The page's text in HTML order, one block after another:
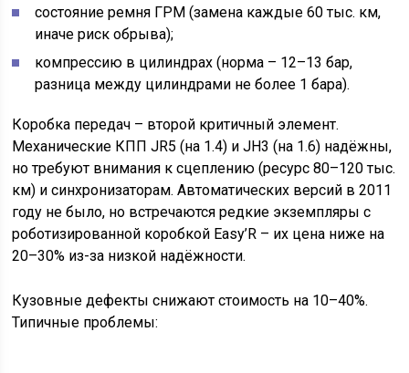
состояние ремня ГРМ (замена каждые 60 тыс. км,
иначе риск обрыва);
компрессию в цилиндрах (норма – 12–13 бар,
разница между цилиндрами не более 1 бара).
Коробка передач – второй критичный элемент.
Механические КПП JR5 (на 1.4) и JH3 (на 1.6) надёжны,
но требуют внимания к сцеплению (ресурс 80–120 тыс.
км) и синхронизаторам. Автоматических версий в 2011
году не было, но встречаются редкие экземпляры с
роботизированной коробкой Easy’R – их цена ниже на
20–30% из-за низкой надёжности.
Кузовные дефекты снижают стоимость на 10–40%.
Типичные проблемы: